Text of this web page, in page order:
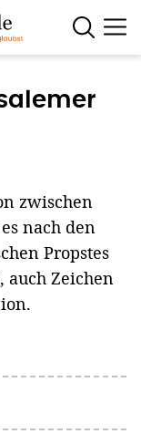
zwischen
nach den
Propstes
auch Zeichen